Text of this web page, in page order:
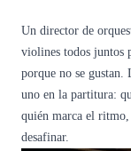
Un director de
violines todos juntos
porque no se gustan.
uno en la partitura:
quién marca el ritmo,
desafinar.